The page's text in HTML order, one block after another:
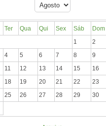
Ter Qua Qui Sex Sáb
Dom
1
2
4 5 6 7 8
9
11 12 13 14 15
16
18 19 20 21 22
23
25 26 27 28 29
30